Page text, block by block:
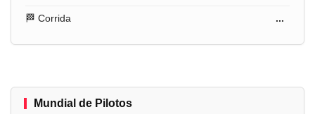
🏁 Corrida ...
Mundial de Pilotos